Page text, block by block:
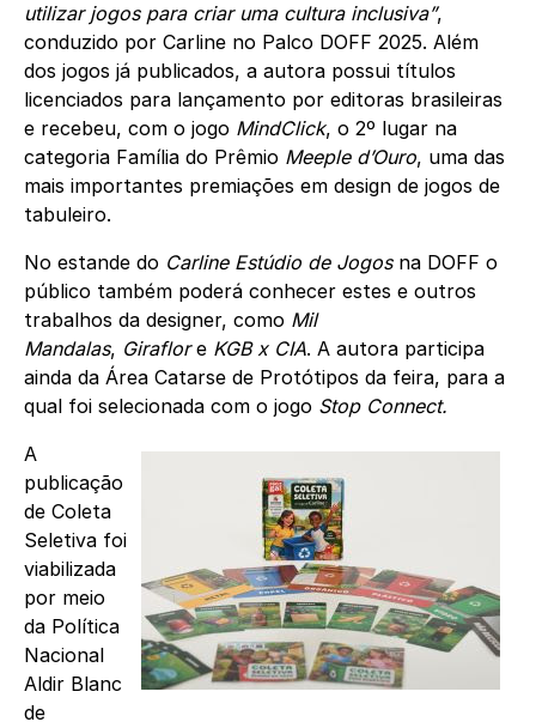
utilizar jogos para criar uma cultura inclusiva”,
conduzido por Carline no Palco DOFF 2025. Além
dos jogos já publicados, a autora possui títulos
licenciados para lançamento por editoras brasileiras
e recebeu, com o jogo MindClick, o 2º lugar na
categoria Família do Prêmio Meeple d’Ouro, uma das
mais importantes premiações em design de jogos de
tabuleiro.
No estande do Carline Estúdio de Jogosna DOFF o
público também poderá conhecer estes e outros
trabalhos da designer, como Mil
Mandalas, Giraflore KGB x CIA. A autora participa
ainda da Área Catarse de Protótipos da feira, para a
qual foi selecionada com o jogo Stop Connect.
A
publicação
de Coleta
Seletiva foi
viabilizada
por meio
da Política
Nacional
Aldir Blanc
de